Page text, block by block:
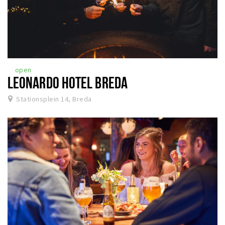
open
LEONARDO HOTEL BREDA
Stationsplein 14, Breda